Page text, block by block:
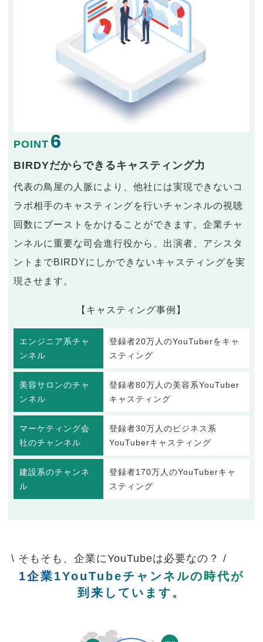
POINT 6
BIRDYだからできるキャスティング力
代表の鳥屋の人脈により、他社には実現できないコ
ラボ相手のキャスティングを行いチャンネルの視聴
回数にブーストをかけることができます。企業チャ
ンネルに重要な司会進行役から、出演者、アシスタ
ントまでBIRDYにしかできないキャスティングを実
現させます。
【キャスティング事例】
エンジニア系チャ
ンネル
登録者20万人のYouTuberをキャ
スティング
美容サロンのチャ
ンネル
登録者80万人の美容系YouTuber
キャスティング
マーケティング会
社のチャンネル
登録者30万人のビジネス系
YouTuberキャスティング
建設系のチャンネ
ル
登録者170万人のYouTuberキャ
スティング
\ そもそも、企業にYouTubeは必要なの？ /
1企業1YouTubeチャンネルの時代が
到来しています。